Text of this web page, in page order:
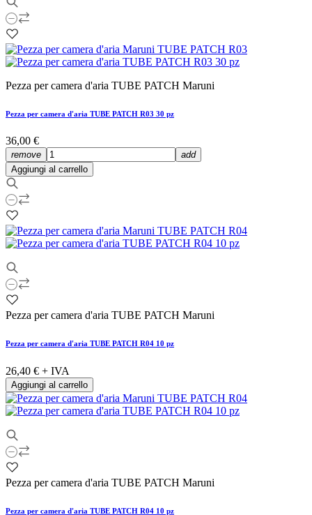
Pezza per camera d'aria TUBE PATCH Maruni
Pezza per camera d'aria TUBE PATCH R03 30 pz
36,00 €
remove
add
Aggiungi al carrello
Pezza per camera d'aria TUBE PATCH Maruni
Pezza per camera d'aria TUBE PATCH R04 10 pz
26,40 € + IVA
Aggiungi al carrello
Pezza per camera d'aria TUBE PATCH Maruni
Pezza per camera d'aria TUBE PATCH R04 10 pz